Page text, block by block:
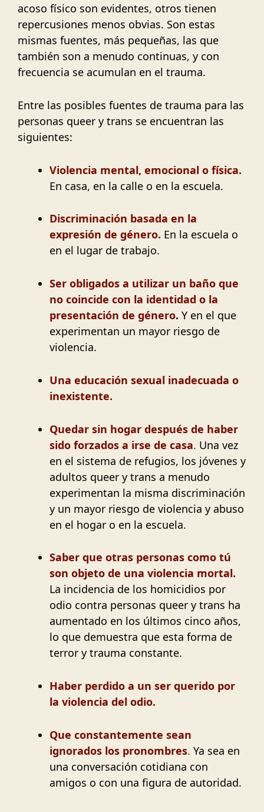
acoso físico son evidentes, otros tienen
repercusiones menos obvias. Son estas
mismas fuentes, más pequeñas, las que
también son a menudo continuas, y con
frecuencia se acumulan en el trauma.
Entre las posibles fuentes de trauma para las
personas queer y trans se encuentran las
siguientes:
Violencia mental, emocional o física.
En casa, en la calle o en la escuela.
Discriminación basada en la
expresión de género. En la escuela o
en el lugar de trabajo.
Ser obligados a utilizar un baño que
no coincide con la identidad o la
presentación de género. Y en el que
experimentan un mayor riesgo de
violencia.
Una educación sexual inadecuada o
inexistente.
Quedar sin hogar después de haber
sido forzados a irse de casa. Una vez
en el sistema de refugios, los jóvenes y
adultos queer y trans a menudo
experimentan la misma discriminación
y un mayor riesgo de violencia y abuso
en el hogar o en la escuela.
Saber que otras personas como tú
son objeto de una violencia mortal.
La incidencia de los homicidios por
odio contra personas queer y trans ha
aumentado en los últimos cinco años,
lo que demuestra que esta forma de
terror y trauma constante.
Haber perdido a un ser querido por
la violencia del odio.
Que constantemente sean
ignorados los pronombres. Ya sea en
una conversación cotidiana con
amigos o con una figura de autoridad.